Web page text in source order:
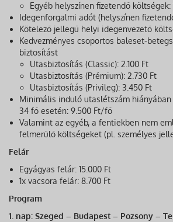
Egyéb helyszínen fizetendő költségek:
Idegenforgalmi adót (helyszínen
Kötelező jellegű helyi idegenvezető
Kedvezményes csoportos baleset-
biztosítást
Utasbiztosítás (Classic): 2.100 Ft
Utasbiztosítás (Prémium): 2.730 Ft
Utasbiztosítás (Privileg): 3.450 Ft
Minimális induló utaslétszám
34 fő esetén: 9.500 Ft/fő
Valamint az egyéb, a fentiekben nem
felmerülő költségeket (pl. személyes
Felár
Egyágyas felár: 15.000 Ft
1x vacsora felár: 8.700 Ft
Program
1. nap: Szeged – Budapest – Pozsony –